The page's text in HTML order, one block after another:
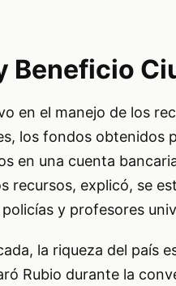
Beneficio
en el manejo de los
los fondos obtenidos
en una cuenta
recursos, explicó, se
y profesores
la riqueza del país
Rubio durante la